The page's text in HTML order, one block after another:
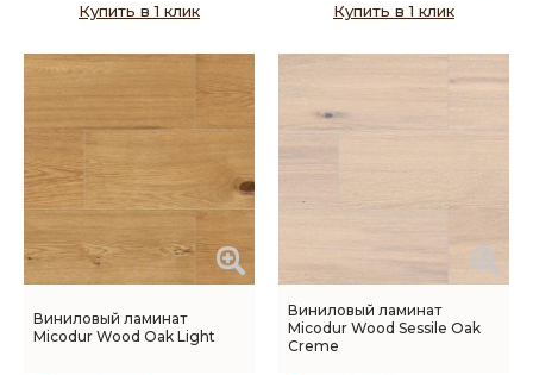
Купить в 1 клик Купить в 1 клик
Виниловый ламинат
Micodur Wood Oak Light
Виниловый ламинат
Micodur Wood Sessile Oak
Creme